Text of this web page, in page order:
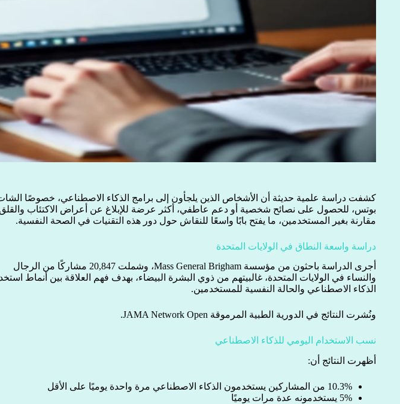
كشفت دراسة علمية حديثة أن الأشخاص الذين يلجأون إلى برامج الذكاء الاصطناعي، خصوصًا
بوتس، للحصول على نصائح شخصية أو دعم عاطفي، أكثر عرضة للإبلاغ عن أعراض الاكتئاب والقلق
مقارنة بغير المستخدمين، ما يفتح بابًا واسعًا للنقاش حول دور هذه التقنيات في الصحة النفسية.
دراسة واسعة النطاق في الولايات المتحدة
أجرى الدراسة باحثون من مؤسسة Mass General Brigham، وشملت 20,847 مشاركًا من الرجال
والنساء في الولايات المتحدة، غالبيتهم من ذوي البشرة البيضاء، بهدف فهم العلاقة بين أنماط
الذكاء الاصطناعي والحالة النفسية للمستخدمين.
ونُشرت النتائج في الدورية الطبية المرموقة JAMA Network Open.
نسب الاستخدام اليومي للذكاء الاصطناعي
أظهرت النتائج أن:
10.3% من المشاركين يستخدمون الذكاء الاصطناعي مرة واحدة يوميًا على الأقل
5% يستخدمونه عدة مرات يوميًا